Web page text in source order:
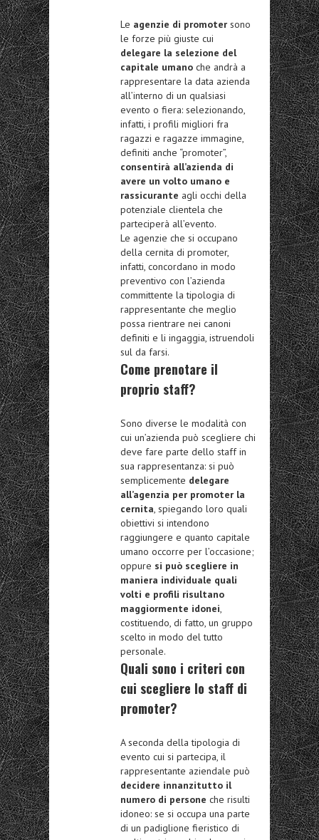
Le agenzie di promoter sono
le forze più giuste cui
delegare la selezione del
capitale umano che andrà a
rappresentare la data azienda
all’interno di un qualsiasi
evento o fiera: selezionando,
infatti, i profili migliori fra
ragazzi e ragazze immagine,
definiti anche “promoter”,
consentirà all’azienda di
avere un volto umano e
rassicurante agli occhi della
potenziale clientela che
parteciperà all’evento.
Le agenzie che si occupano
della cernita di promoter,
infatti, concordano in modo
preventivo con l’azienda
committente la tipologia di
rappresentante che meglio
possa rientrare nei canoni
definiti e li ingaggia, istruendoli
sul da farsi.
Come prenotare il
proprio staff?
Sono diverse le modalità con
cui un’azienda può scegliere chi
deve fare parte dello staff in
sua rappresentanza: si può
semplicemente delegare
all’agenzia per promoter la
cernita, spiegando loro quali
obiettivi si intendono
raggiungere e quanto capitale
umano occorre per l’occasione;
oppure si può scegliere in
maniera individuale quali
volti e profili risultano
maggiormente idonei,
costituendo, di fatto, un gruppo
scelto in modo del tutto
personale.
Quali sono i criteri con
cui scegliere lo staff di
promoter?
A seconda della tipologia di
evento cui si partecipa, il
rappresentante aziendale può
decidere innanzitutto il
numero di persone che risulti
idoneo: se si occupa una parte
di un padiglione fieristico di